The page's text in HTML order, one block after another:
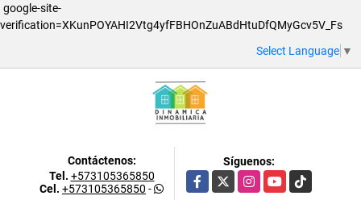
google-site-
verification=XKunPOYAHI2Vtg4yfFBHOnZuABdHtuDfQMyGcv5V_Fs
Select Language ▼
Contáctenos:
Tel. +573105365850
Cel. +573105365850 -
Síguenos:
Facebook
X InstagramYouTubeTikTok